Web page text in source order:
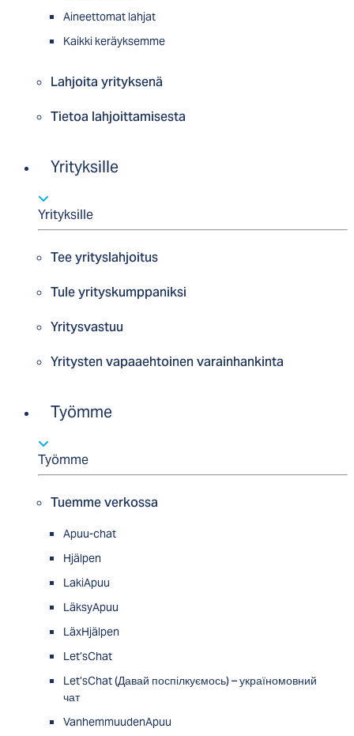
Aineettomat lahjat
Kaikki keräyksemme
Lahjoita yrityksenä
Tietoa lahjoittamisesta
Yrityksille
Yrityksille
Tee yrityslahjoitus
Tule yrityskumppaniksi
Yritysvastuu
Yritysten vapaaehtoinen varainhankinta
Työmme
Työmme
Tuemme verkossa
Apuu-chat
Hjälpen
LakiApuu
LäksyApuu
LäxHjälpen
Let’sChat
Let’sChat (Давай поспілкуємось) – україномовний
чат
VanhemmuudenApuu